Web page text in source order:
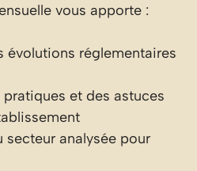
vous apporte :
évolutions réglementaires
pratiques et des astuces
secteur analysée pour